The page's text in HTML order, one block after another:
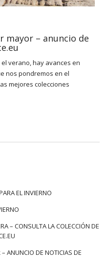
mayor – anuncio de
verano, hay avances en
nos pondremos en el
mejores colecciones
brallets que se usan
año: ¿cuál
por mayor, podobnie jak ta
zmiksowanej z
które z pewnością
sezonu. Nie
EL INVIERNO
– CONSULTA LA COLECCIÓN DE
ANUNCIO DE NOTICIAS DE